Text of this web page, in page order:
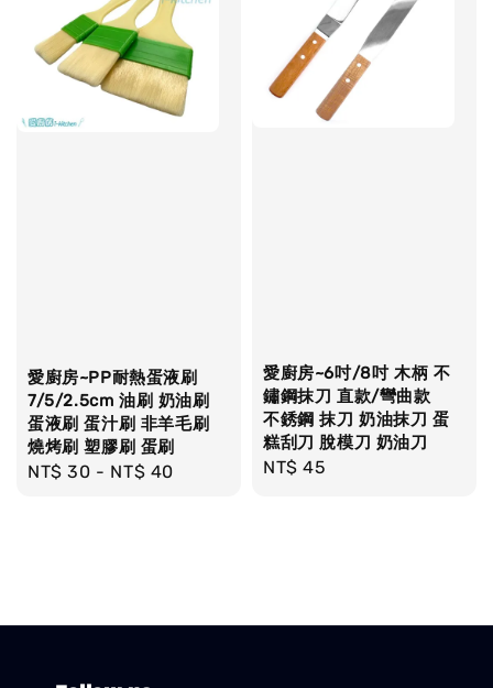
愛廚房~PP耐熱蛋液刷
7/5/2.5cm 油刷 奶油刷
蛋液刷 蛋汁刷 非羊毛刷
燒烤刷 塑膠刷 蛋刷
Regular
NT$ 30 - NT$ 40
愛廚房~6吋/8吋 木柄 不
鏽鋼抹刀 直款/彎曲款
不銹鋼 抹刀 奶油抹刀 蛋
糕刮刀 脫模刀 奶油刀
Regular
NT$ 45